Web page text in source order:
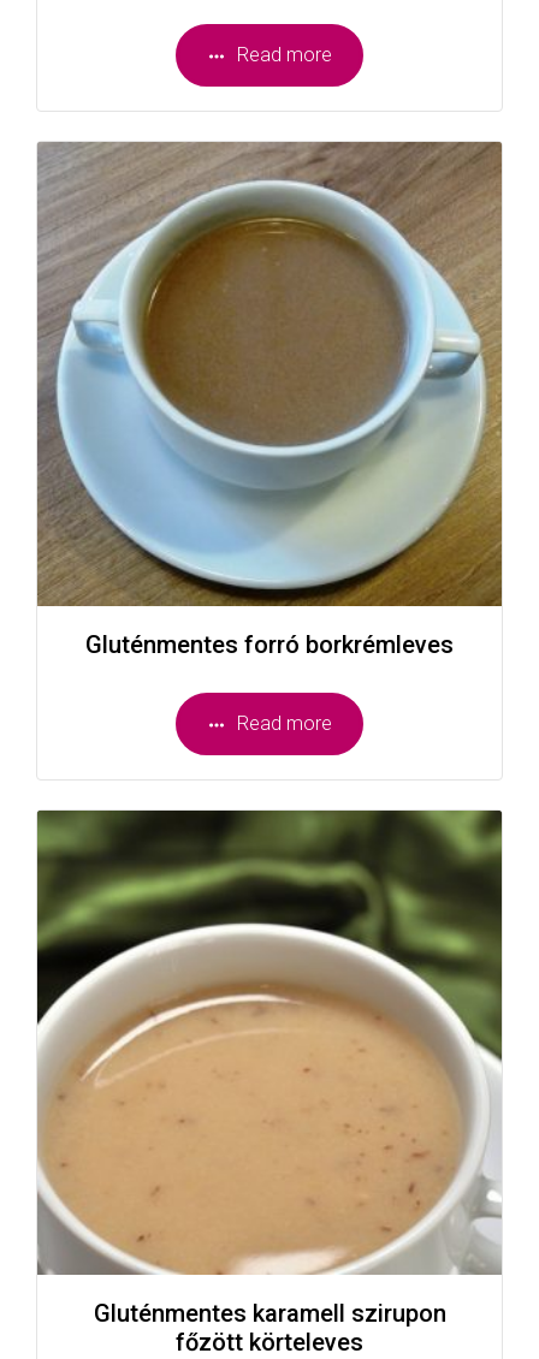
Read more
Gluténmentes forró borkrémleves
Read more
Gluténmentes karamell szirupon
főzött körteleves